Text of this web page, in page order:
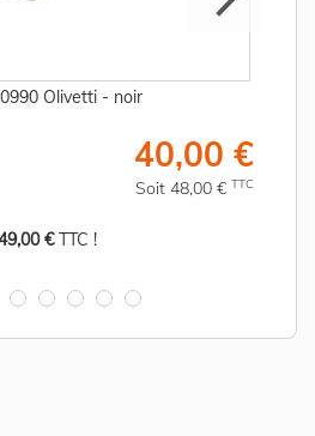
Olivetti - noir
40,00 €
Soit 48,00 € TTC
€TTC !